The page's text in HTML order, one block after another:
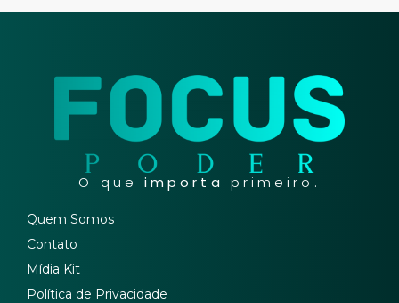
O que importa primeiro.
Quem Somos
Contato
Mídia Kit
Política de Privacidade